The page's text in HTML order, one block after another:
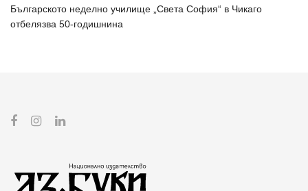
Българското неделно училище „Света София“ в Чикаго
отбелязва 50-годишнина